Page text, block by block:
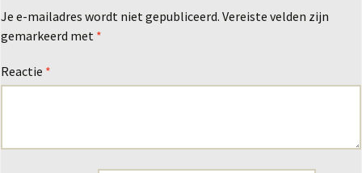
Je e-mailadres wordt niet gepubliceerd. Vereiste velden zijn
gemarkeerd met *
Reactie *